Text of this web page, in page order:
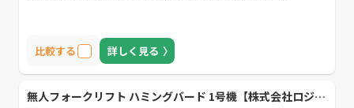
比較する 詳しく見る
無人フォークリフト ハミングバード 1号機【株式会社ロジアスジャパン】